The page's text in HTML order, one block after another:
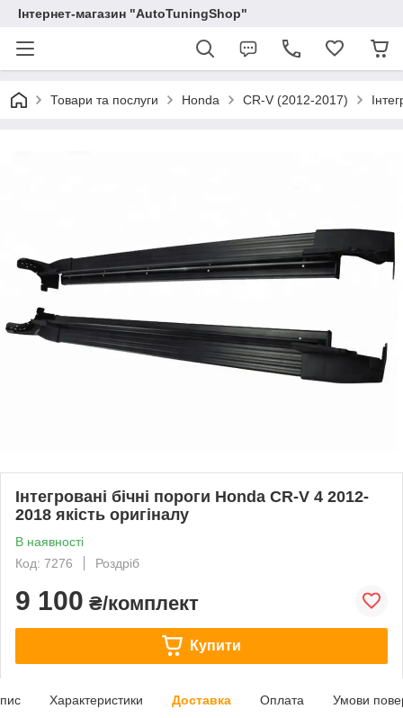
Інтернет-магазин "AutoTuningShop"
Товари та послуги Honda CR-V (2012-2017)
Інтегровані бічні пороги Honda CR-V 4 2012-
2018 якість оригіналу
В наявності
Код: 7276
Роздріб
9 100 ₴/комплект
Купити
Характеристики Доставка Оплата Умови